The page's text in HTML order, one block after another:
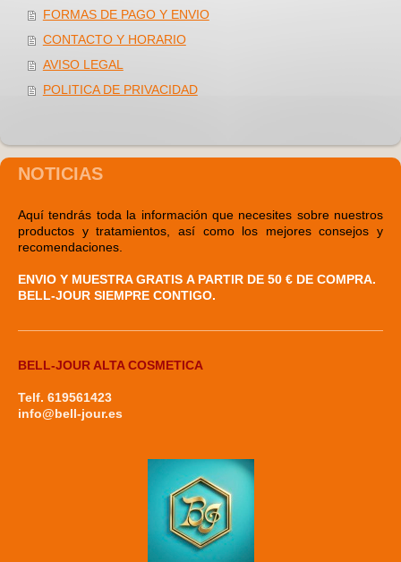
FORMAS DE PAGO Y ENVIO
CONTACTO Y HORARIO
AVISO LEGAL
POLITICA DE PRIVACIDAD
NOTICIAS
Aquí tendrás toda la información que necesites sobre nuestros
productos y tratamientos, así como los mejores consejos y
recomendaciones.
ENVIO Y MUESTRA GRATIS A PARTIR DE 50 € DE COMPRA.
BELL-JOUR SIEMPRE CONTIGO.
BELL-JOUR ALTA COSMETICA
Telf. 619561423
info@bell-jour.es